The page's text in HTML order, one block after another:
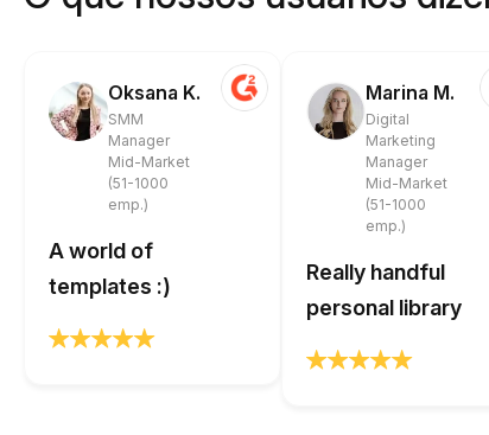
Oksana K.
SMM
Manager
Mid-Market
(51-1000
emp.)
A world of
templates :)
Marina M.
Digital
Marketing
Manager
Mid-Market
(51-1000
emp.)
Really handful
personal library